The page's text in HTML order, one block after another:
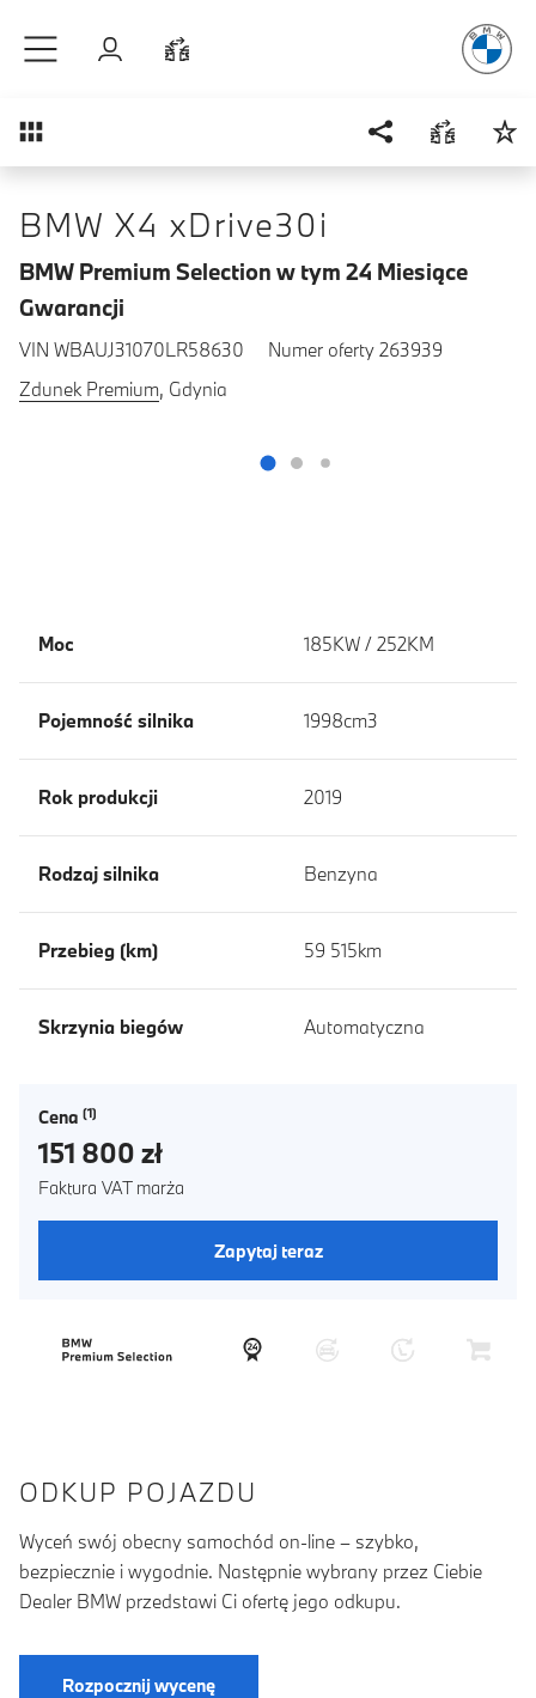
Zaloguj się
Przegląd
BMW X4 xDrive30i
BMW Premium Selection w tym 24 Miesiące
Gwarancji
VIN WBAUJ31070LR58630
Numer oferty 263939
Zdunek Premium, Gdynia
Moc 185KW / 252KM
Pojemność silnika 1998cm3
Rok produkcji 2019
Rodzaj silnika Benzyna
Przebieg (km) 59 515km
Skrzynia biegów Automatyczna
Cena
151 800 zł
Faktura VAT marża
Zapytaj teraz
ODKUP POJAZDU
Wyceń swój obecny samochód on-line – szybko,
bezpiecznie i wygodnie. Następnie wybrany przez Ciebie
Dealer BMW przedstawi Ci ofertę jego odkupu.
Rozpocznij wycenę